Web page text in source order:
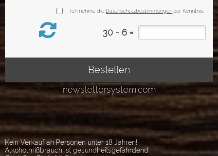
Kein Verkauf an Personen unter 18 Jahren!
Alkoholmißbrauch ist gesundheitsgefährdend.